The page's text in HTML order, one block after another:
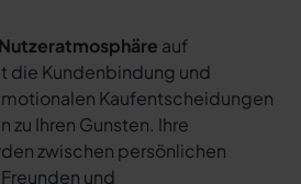
auf
die Kundenbindung und
Kaufentscheidungen
zu Ihren Gunsten. Ihre
zwischen persönlichen
und